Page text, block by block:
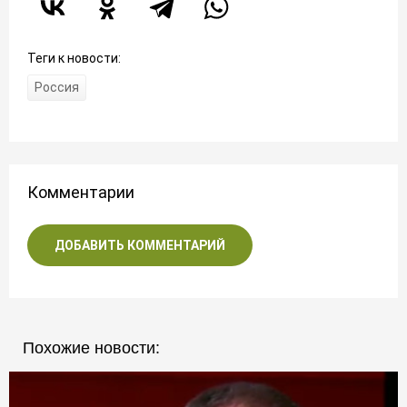
Выводим байкальский хайп на чистую воду
Успехи российской экономики в январе 2019 г.
Россия уже 7 лет ведёт тайную войну. Подробности
Чего добилась Россия в 2018 году. Итоги
Теги к новости:
Россия
Комментарии
ДОБАВИТЬ КОММЕНТАРИЙ
Похожие новости: